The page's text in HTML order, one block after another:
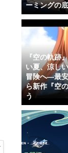
ーミングの
『空の軌跡
い夏、涼し
冒険へ―最
ら新作『空
う